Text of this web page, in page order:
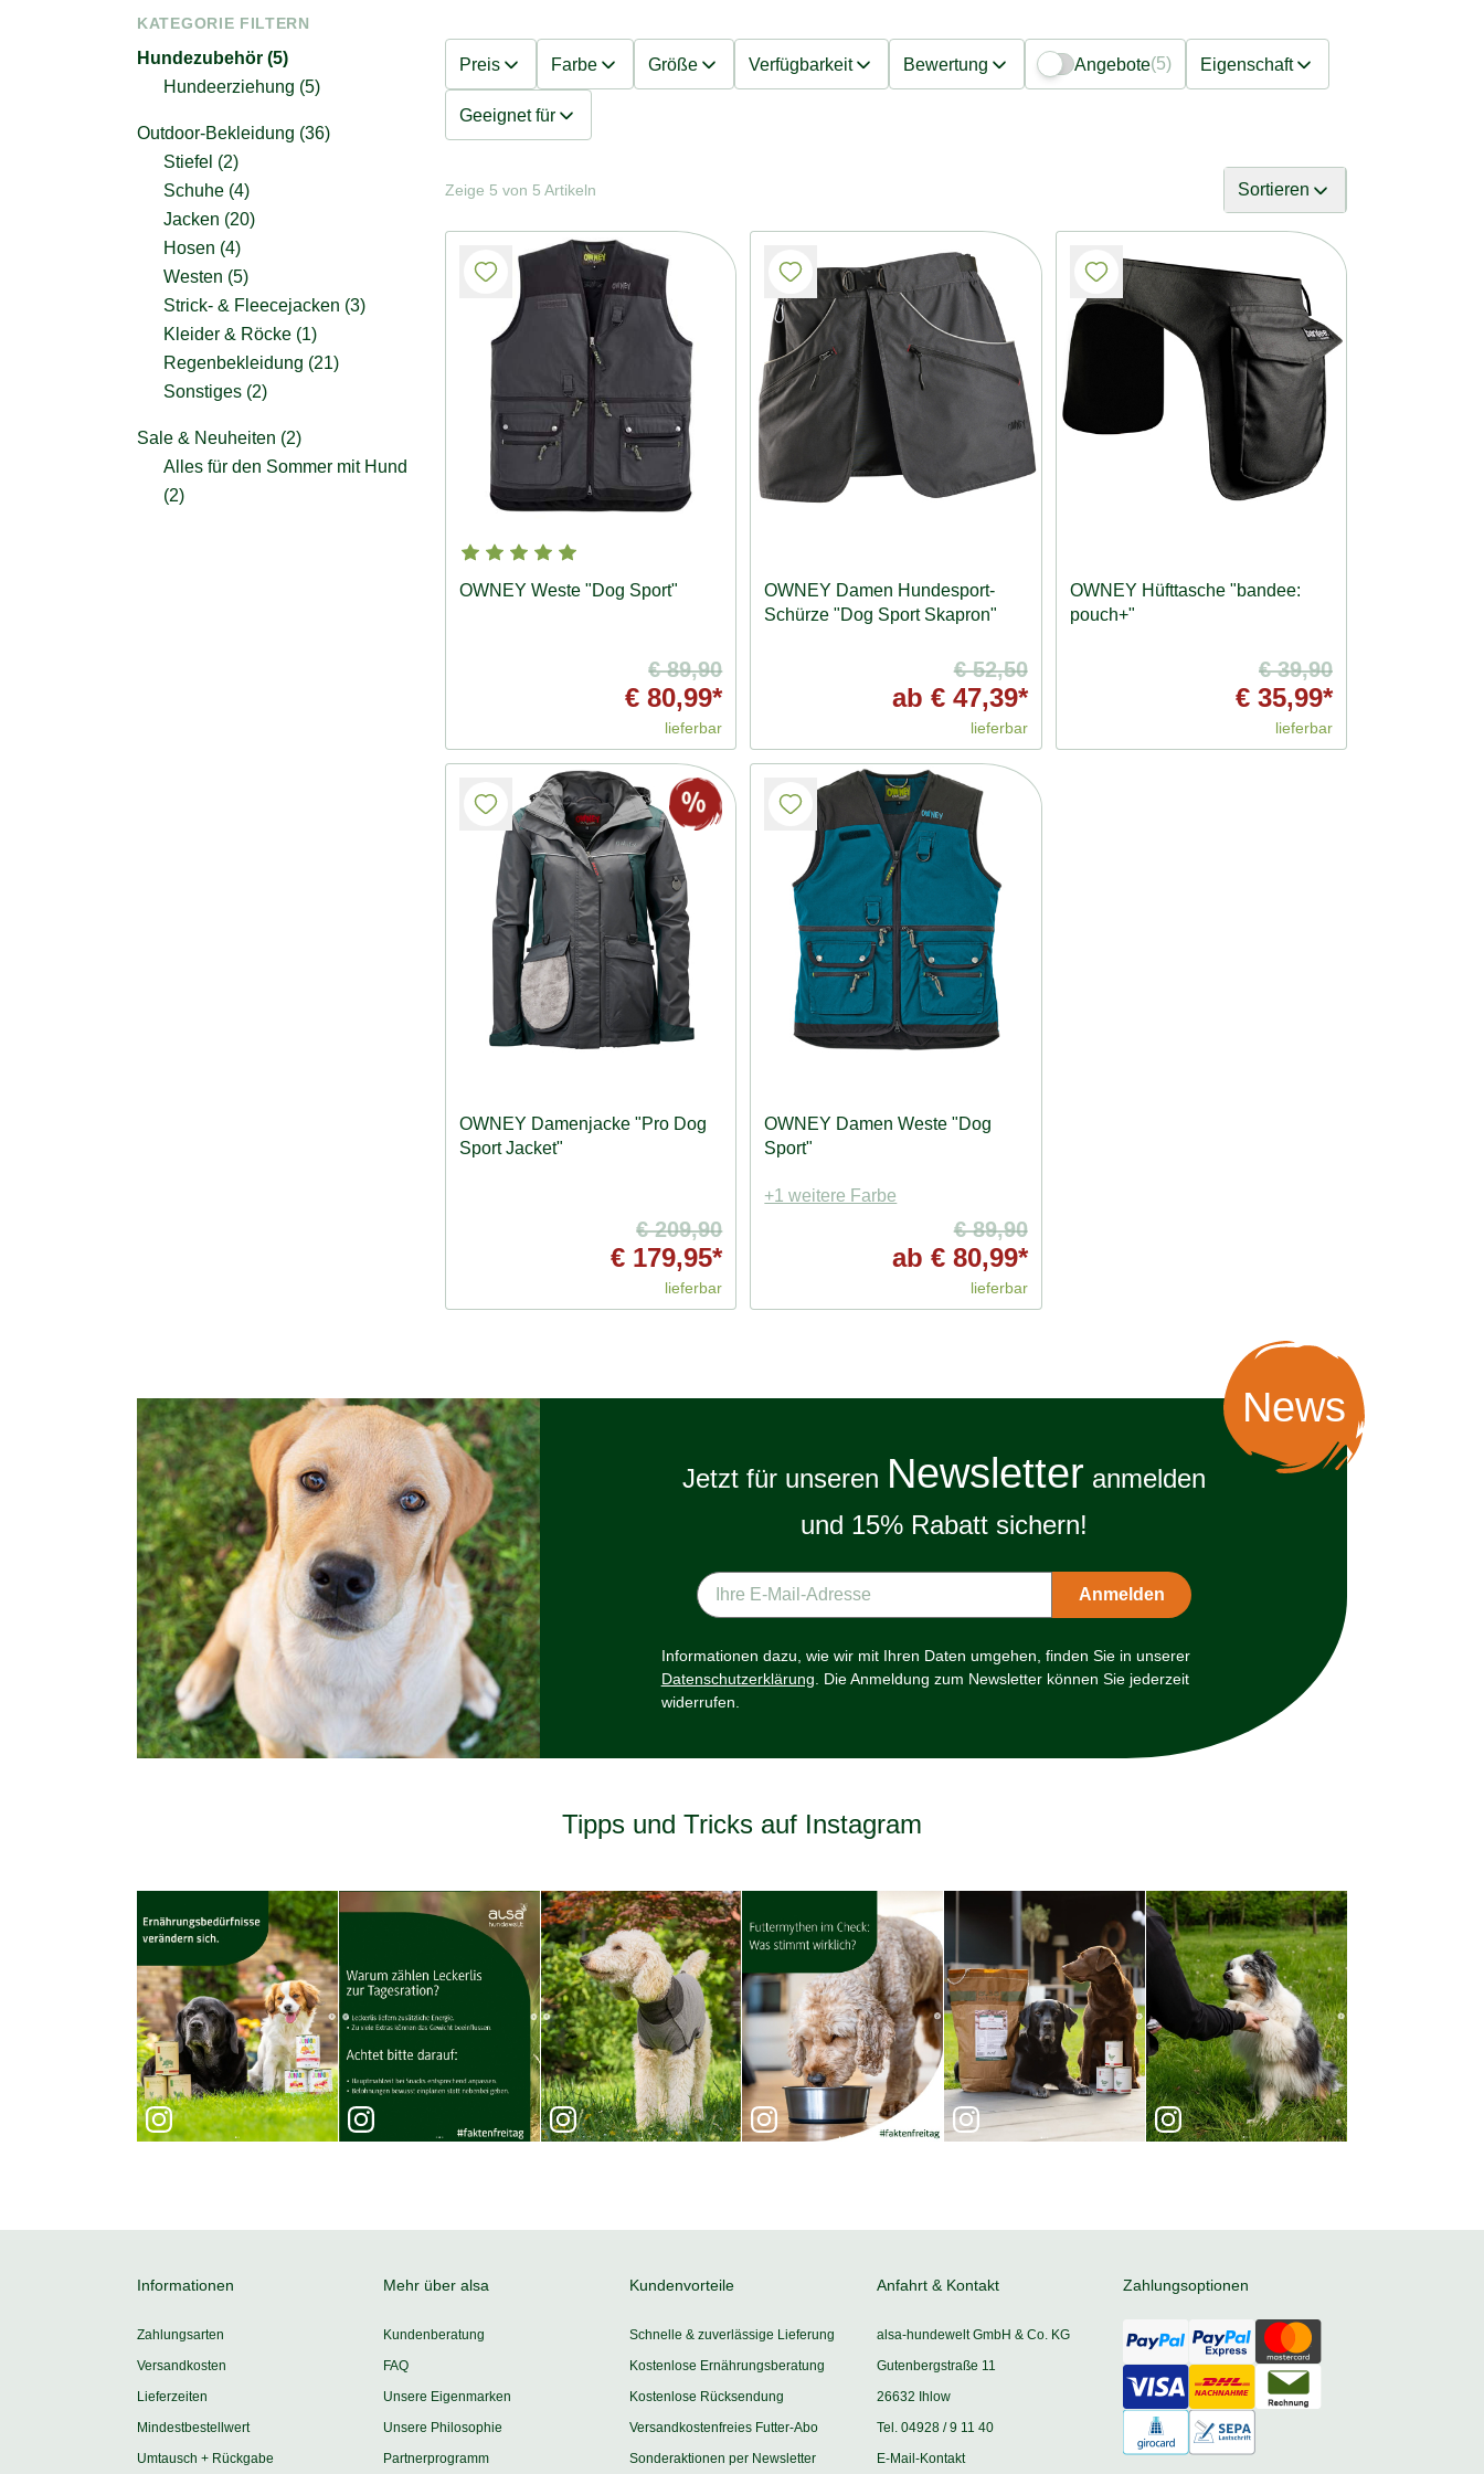
KATEGORIE FILTERN
Hundezubehör (5)
Hundeerziehung (5)
Outdoor-Bekleidung (36)
Stiefel (2)
Schuhe (4)
Jacken (20)
Hosen (4)
Westen (5)
Strick- & Fleecejacken (3)
Kleider & Röcke (1)
Regenbekleidung (21)
Sonstiges (2)
Sale & Neuheiten (2)
Alles für den Sommer mit Hund
(2)
Preis Farbe Größe Verfügbarkeit Bewertung Angebote(5) Eigenschaft
Geeignet für
Zeige 5 von 5 Artikeln Sortieren
OWNEY Weste "Dog Sport"
€ 89,90
€ 80,99*
lieferbar
OWNEY Damen Hundesport-
Schürze "Dog Sport Skapron"
€ 52,50
ab € 47,39*
lieferbar
OWNEY Hüfttasche "bandee:
pouch+"
€ 39,90
€ 35,99*
lieferbar
OWNEY Damenjacke "Pro Dog
Sport Jacket"
€ 209,90
€ 179,95*
lieferbar
OWNEY Damen Weste "Dog
Sport"
+1 weitere Farbe
€ 89,90
ab € 80,99*
lieferbar
News
Jetzt für unseren Newsletter anmelden
und 15% Rabatt sichern!
Informationen dazu, wie wir mit Ihren Daten umgehen, finden Sie in unserer
Datenschutzerklärung . Die Anmeldung zum Newsletter können Sie jederzeit
widerrufen.
Tipps und Tricks auf Instagram
Informationen
Zahlungsarten
Versandkosten
Lieferzeiten
Mindestbestellwert
Umtausch + Rückgabe
Mehr über alsa
Kundenberatung
FAQ
Unsere Eigenmarken
Unsere Philosophie
Partnerprogramm
Kundenvorteile
Schnelle & zuverlässige Lieferung
Kostenlose Ernährungsberatung
Kostenlose Rücksendung
Versandkostenfreies Futter-Abo
Sonderaktionen per Newsletter
Anfahrt & Kontakt
alsa-hundewelt GmbH & Co. KG
Gutenbergstraße 11
26632 Ihlow
Tel. 04928 / 9 11 40
E-Mail-Kontakt
Zahlungsoptionen